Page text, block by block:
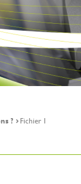
? Fichier 1